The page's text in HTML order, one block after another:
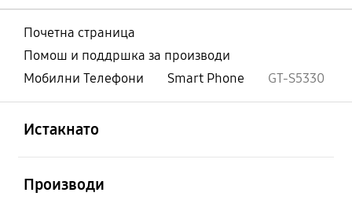
Почетна страница
Помош и поддршка за производи
Мобилни Телефони
Smart Phone GT-S5330
Истакнато
Производи